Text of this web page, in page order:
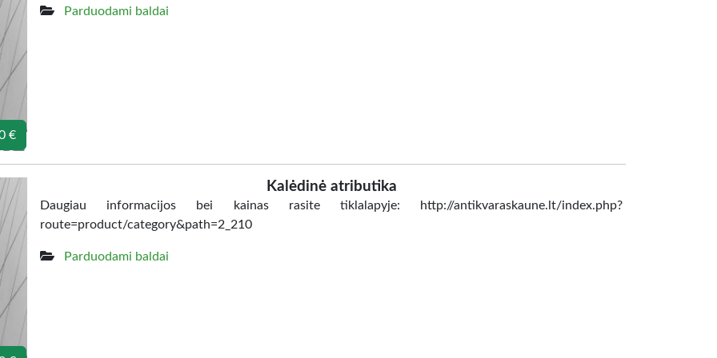
€
Parduodami baldai
Kalėdinė atributika
Daugiau informacijos bei kainas rasite tiklalapyje: http://antikvaraskaune.lt/index.php?
route=product/category&path=2_210
Parduodami baldai